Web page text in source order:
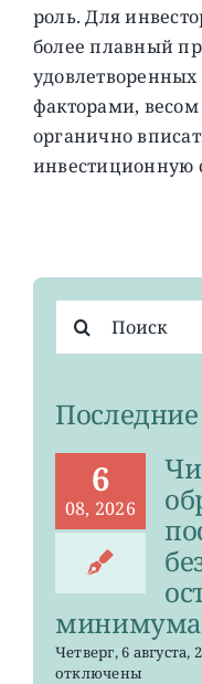
роль. Для
более плавный
факторами,
органично
инвестиционную
поиска:
6
08, 2026
минимума
Четверг, 6 августа,
отключены